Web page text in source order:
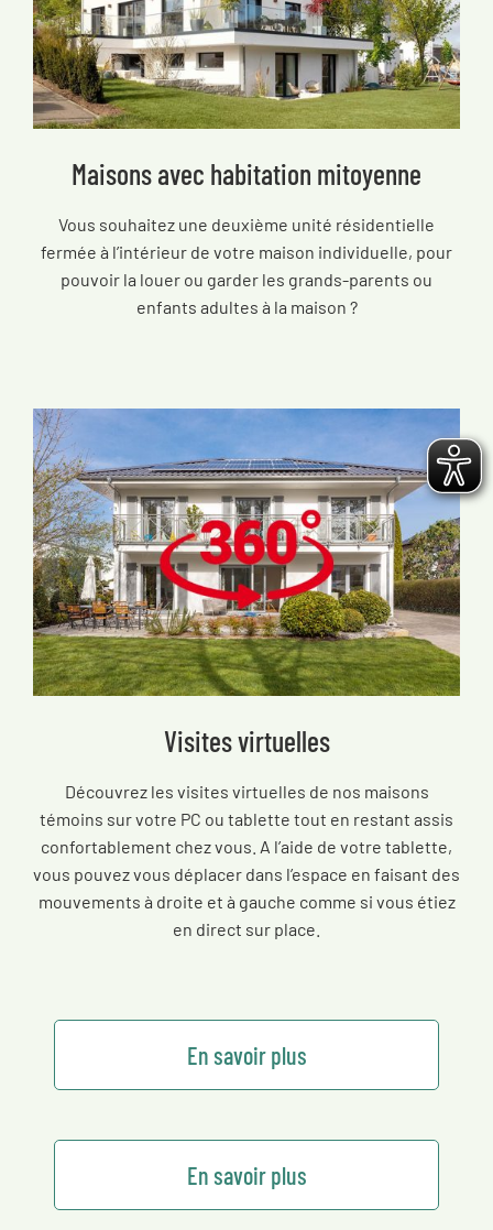
Maisons avec habitation mitoyenne
Vous souhaitez une deuxième unité résidentielle
fermée à l’intérieur de votre maison individuelle, pour
pouvoir la louer ou garder les grands-parents ou
enfants adultes à la maison ?
Visites virtuelles
Découvrez les visites virtuelles de nos maisons
témoins sur votre PC ou tablette tout en restant assis
confortablement chez vous. A l’aide de votre tablette,
vous pouvez vous déplacer dans l’espace en faisant des
mouvements à droite et à gauche comme si vous étiez
en direct sur place.
En savoir plus
En savoir plus